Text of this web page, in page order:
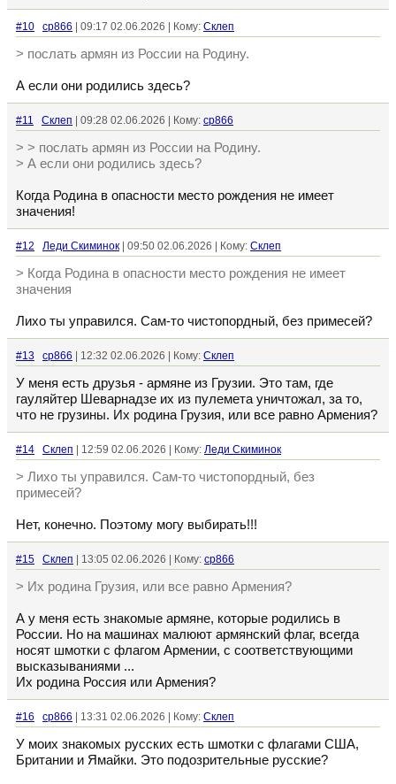
#10 cp866 | 09:17 02.06.2026 | Кому: Склеп
> послать армян из России на Родину.
А если они родились здесь?
#11 Склеп | 09:28 02.06.2026 | Кому: cp866
> > послать армян из России на Родину.
> А если они родились здесь?
Когда Родина в опасности место рождения не имеет
значения!
#12 Леди Скиминок | 09:50 02.06.2026 | Кому: Склеп
> Когда Родина в опасности место рождения не имеет
значения
Лихо ты управился. Сам-то чистопордный, без примесей?
#13 cp866 | 12:32 02.06.2026 | Кому: Склеп
У меня есть друзья - армяне из Грузии. Это там, где
гауляйтер Шеварнадзе их из пулемета уничтожал, за то,
что не грузины. Их родина Грузия, или все равно Армения?
#14 Склеп | 12:59 02.06.2026 | Кому: Леди Скиминок
> Лихо ты управился. Сам-то чистопордный, без
примесей?
Нет, конечно. Поэтому могу выбирать!!!
#15 Склеп | 13:05 02.06.2026 | Кому: cp866
> Их родина Грузия, или все равно Армения?
А у меня есть знакомые армяне, которые родились в
России. Но на машинах малюют армянский флаг, всегда
носят шмотки с флагом Армении, с соответствующими
высказываниями ...
Их родина Россия или Армения?
#16 cp866 | 13:31 02.06.2026 | Кому: Склеп
У моих знакомых русских есть шмотки с флагами США,
Британии и Ямайки. Это подозрительные русские?